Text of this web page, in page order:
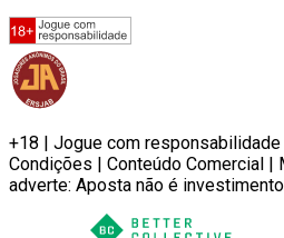
+18 | Jogue com
Condições | Conteúdo Comercial |
adverte: Aposta não é